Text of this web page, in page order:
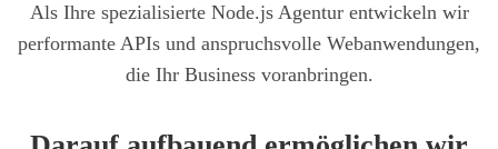
Als Ihre spe­zia­li­sier­te Node.js Agen­tur ent­wi­ckeln wir
per­for­man­te APIs und anspruchs­vol­le Web­an­wen­dun­gen,
die Ihr Busi­ness vor­an­brin­gen.